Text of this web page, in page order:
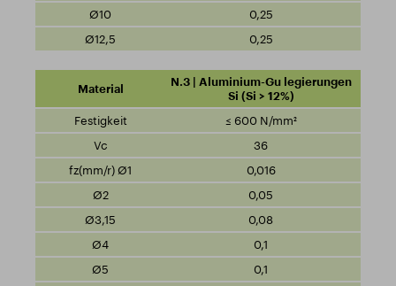
0,25
0,25
N.3 | Aluminium-Gu legierungen
Si (Si > 12%)
≤ 600 N/mm²
36
0,016
0,05
0,08
0,1
0,1